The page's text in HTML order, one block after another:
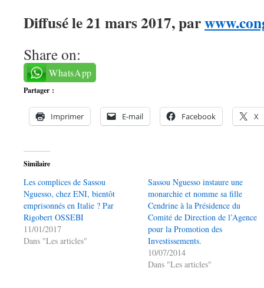
Diffusé le 21 mars 2017, par
Share on:
WhatsApp
Partager :
Imprimer E-mail Facebook X
Similaire
Les complices de Sassou
Nguesso, chez ENI, bientôt
emprisonnés en Italie ? Par
Rigobert OSSEBI
11/01/2017
Dans "Les articles"
Sassou Nguesso instaure une
monarchie et nomme sa fille
Cendrine à la Présidence du
Comité de Direction de l’Agence
pour la Promotion des
Investissements.
10/07/2014
Dans "Les articles"